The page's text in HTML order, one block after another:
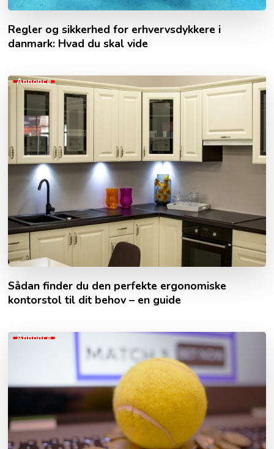
Regler og sikkerhed for erhvervsdykkere i
danmark: Hvad du skal vide
Annonce
Sådan finder du den perfekte ergonomiske
kontorstol til dit behov – en guide
Annonce